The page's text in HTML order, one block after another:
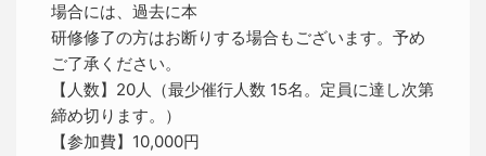
場合には、過去に本
研修修了の方はお断りする場合もございます。予め
ご了承ください。
【人数】20人（最少催行人数 15名。定員に達し次第
締め切ります。）
【参加費】10,000円